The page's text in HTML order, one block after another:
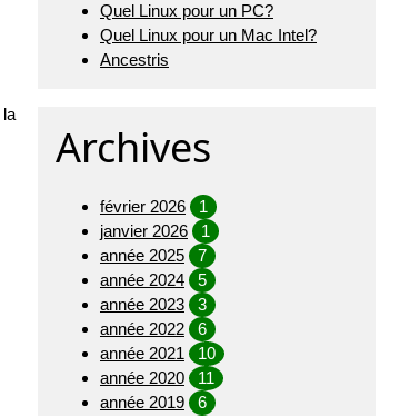
Quel Linux pour un PC?
Quel Linux pour un Mac Intel?
Ancestris
Archives
février 2026
1
janvier 2026
1
année 2025
7
année 2024
5
année 2023
3
année 2022
6
année 2021
10
année 2020
11
année 2019
6